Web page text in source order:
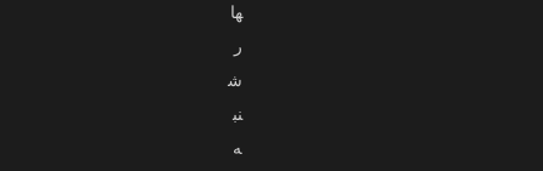
ها
ر
ش
نب
ه